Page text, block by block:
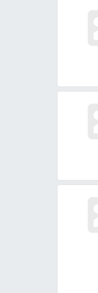
Setor
Setor
Setor